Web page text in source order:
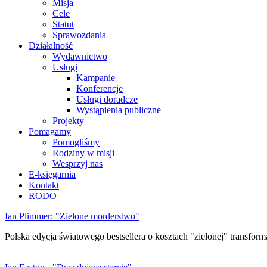
Misja
Cele
Statut
Sprawozdania
Działalność
Wydawnictwo
Usługi
Kampanie
Konferencje
Usługi doradcze
Wystąpienia publiczne
Projekty
Pomagamy
Pomogliśmy
Rodziny w misji
Wesprzyj nas
E-księgarnia
Kontakt
RODO
Ian Plimmer: "Zielone morderstwo"
Polska edycja światowego bestsellera o kosztach "zielonej"